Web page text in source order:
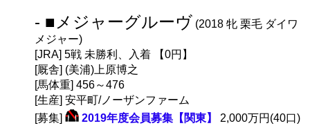
- ■メジャーグルーヴ (2018 牝 栗毛 ダイワ
メジャー)
[JRA] 5戦 未勝利、入着 【0円】
[厩舎] (美浦)上原博之
[馬体重] 456～476
[生産] 安平町/ノーザンファーム
[募集]
2019年度会員募集【関東】 2,000万円(40口)